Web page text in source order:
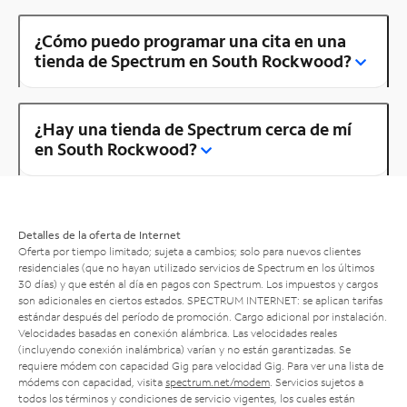
¿Cómo puedo programar una cita en una
tienda de Spectrum en South Rockwood?
¿Hay una tienda de Spectrum cerca de mí
en South Rockwood?
Detalles de la oferta de Internet
Oferta por tiempo limitado; sujeta a cambios; solo para nuevos clientes
residenciales (que no hayan utilizado servicios de Spectrum en los últimos
30 días) y que estén al día en pagos con Spectrum. Los impuestos y cargos
son adicionales en ciertos estados. SPECTRUM INTERNET: se aplican tarifas
estándar después del período de promoción. Cargo adicional por instalación.
Velocidades basadas en conexión alámbrica. Las velocidades reales
(incluyendo conexión inalámbrica) varían y no están garantizadas. Se
requiere módem con capacidad Gig para velocidad Gig. Para ver una lista de
módems con capacidad, visita spectrum.net/modem . Servicios sujetos a
todos los términos y condiciones de servicio vigentes, los cuales están